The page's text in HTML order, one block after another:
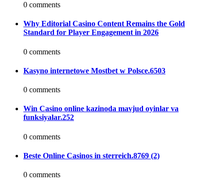
0 comments
Why Editorial Casino Content Remains the Gold
Standard for Player Engagement in 2026
0 comments
Kasyno internetowe Mostbet w Polsce.6503
0 comments
Win Casino online kazinoda mavjud oyinlar va
funksiyalar.252
0 comments
Beste Online Casinos in sterreich.8769 (2)
0 comments